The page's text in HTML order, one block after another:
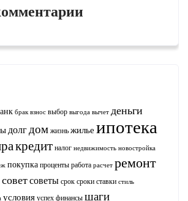
брак взнос выбор выгода вычет деньги
долгдомжизньжилье ипотека
кредитналог недвижимость новостройка
покупкапроцентыработа расчет ремонт
советсоветысроксрокиставки стиль
условияуспехфинансышаги